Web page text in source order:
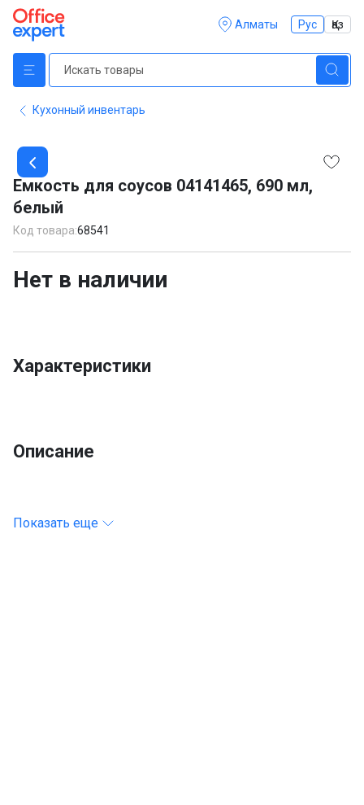
Алматы Рус Қаз
Кухонный инвентарь
Item
1
of
1
Емкость для соусов 04141465, 690 мл,
белый
Код товара:68541
Нет в наличии
Характеристики
Описание
Показать еще